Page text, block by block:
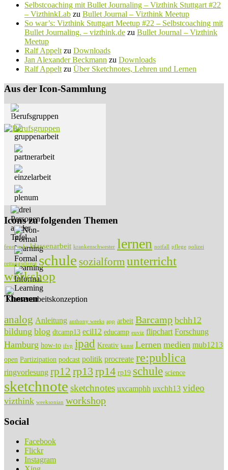
Selbstcoaching mit Bullet Journaling – Vizthink Stuttgart #22
– VizthinkLab zu Bullet Journal – Vizthink Meetup
So war’s: Vizthink Stuttgart Meetup #22 – Selbstcoaching mit
Bullet Journaling. – vizthink.de zu Bullet Journal – Vizthink
Meetup
Ralf Appelt zu Downloads
Jan Alexander Beckmann zu Downloads
Ralf Appelt zu Über Sketchnotes, Lehren und Lernen
Aus der Icon-Sammlung
Icons zu folgenden Themen
feuerwehr klassenarbeit krankenschwester lernen notfall pflege polizei
rettungsdienst schule sozialformunterricht
workshop
Themen
analog Anleitung anthony weeks app arbeit Barcamp bchh12
bildung blog dtcamp13 ecil12 educamp euviz flipchart Forschung
Hamburg how-to ifvp ipad Kreativ kunst Lernen medien mub1213
open Partizipation podcast politik procreate re:publica
ringvorlesung rp12 rp13 rp14 rp19 schule science
sketchnote sketchnotes uxcamphh uxchh13 video
vizthink weeksonian workshop
Social
Facebook
Flickr
Instagram